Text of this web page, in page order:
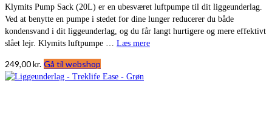
Klymits Pump Sack (20L) er en ubesværet luftpumpe til dit liggeunderlag.
Ved at benytte en pumpe i stedet for dine lunger reducerer du både
kondensvand i dit liggeunderlag, og du får langt hurtigere og mere effektivt
slået lejr. Klymits luftpumpe … Læs mere
249,00kr. Gå til webshop